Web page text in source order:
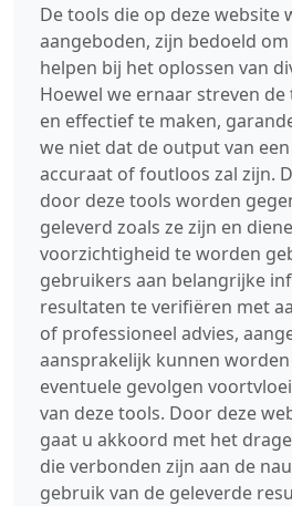
De tools die op deze website
aangeboden, zijn bedoeld
helpen bij het oplossen van
Hoewel we ernaar streven
en effectief te maken,
we niet dat de output van een
accuraat of foutloos zal zijn.
door deze tools worden
geleverd zoals ze zijn en
voorzichtigheid te worden
gebruikers aan belangrijke
resultaten te verifiëren met
of professioneel advies,
aansprakelijk kunnen
eventuele gevolgen
van deze tools. Door deze
gaat u akkoord met het
die verbonden zijn aan de
gebruik van de geleverde